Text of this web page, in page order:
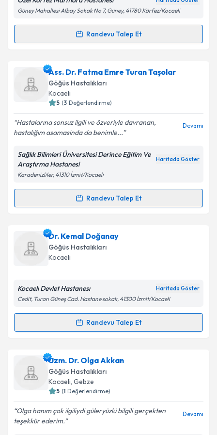
Kişisel verilerimin işlenmesine ilişkinAydınlatma
kapsamda işlenmesini kabul ediyorum.
Güney Mahallesi Albay Sokak No 7, Güney, 41780 Körfez/Kocaeli
Randevu Talep Et
Randevu Takvimi Talebi
Uzm. Dr. Ateş Baraniçin randevu takvimi talebi
oluşturun. Size bu uzmandan randevu almanız için bir
takvim hazırlandığında e-posta ile bilgilendireceğiz.
Kişisel verilerimin işlenmesine ilişkin Aydınlatma
Metni'ni okudum ve kişisel verilerimin belirtilen
kapsamda işlenmesini kabul ediyorum.
Takvim Talebini Gönder
Ass. Dr. Fatma Emre Turan Taşolar
Göğüs Hastalıkları
Kocaeli
5 (3 Değerlendirme)
Hastalarına sonsuz ilgili ve özveriyle davranan,
hastalığım asamasinda da benimle...
Devamı
Sağlık Bilimleri Üniversitesi Derince Eğitim Ve
Araştırma Hastanesi
Haritada Göster
Karadenizliler, 41310 İzmit/Kocaeli
Randevu Talep Et
Randevu Takvimi Talebi
Ass. Dr. Fatma Emre Turan Taşolar
takvimi talebi oluşturun. Size bu uzmandan randevu
almanız için bir takvim hazırlandığında e-posta ile
Kişisel verilerimin işlenmesine ilişkinAydınlatma
kapsamda işlenmesini kabul ediyorum.
Takvim Talebini Gönder
Dr. Kemal Doğanay
Göğüs Hastalıkları
Kocaeli
Kocaelı Devlet Hastanesı Haritada Göster
Cedit, Turan Güneş Cad. Hastane sokak, 41300 İzmit/Kocaeli
Randevu Talep Et
Randevu Takvimi Talebi
Dr. Kemal Doğanayiçin randevu takvimi talebi
oluşturun. Size bu uzmandan randevu almanız için bir
takvim hazırlandığında e-posta ile bilgilendireceğiz.
Uzm. Dr. Olga Akkan
Göğüs Hastalıkları
Kocaeli, Gebze
5 (1 Değerlendirme)
Olga hanım çok ilgiliydi güleryüzlü bilgili gerçekten
teşekkür ederim.
Devamı